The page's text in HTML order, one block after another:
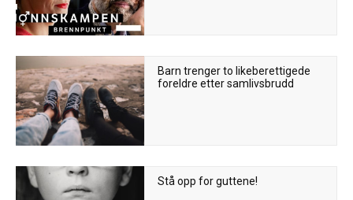
Barn trenger to likeberettigede
foreldre etter samlivsbrudd
Stå opp for guttene!